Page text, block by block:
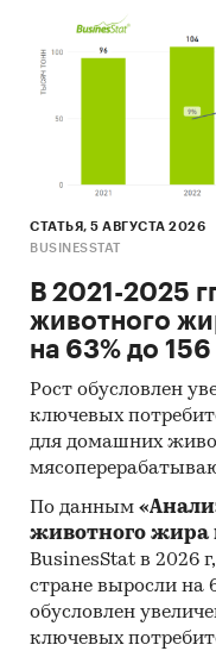
СТАТЬЯ, 5 АВГУСТА 2026
BUSINESSTAT
В 2021-2025
животного
на 63% до
Рост обусловлен
ключевых
для домашних
По данным
животного жира
BusinesStat в 2026
стране выросли на
обусловлен
ключевых